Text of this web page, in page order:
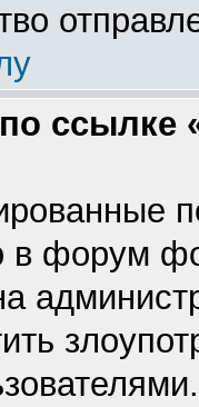
ссылке
в форум